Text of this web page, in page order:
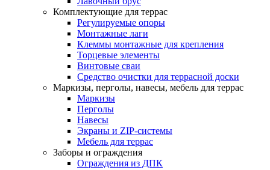
Комплектующие для террас
Регулируемые опоры
Монтажные лаги
Клеммы монтажные для крепления
Торцевые элементы
Винтовые сваи
Средство очистки для террасной доски
Маркизы, перголы, навесы, мебель для террас
Маркизы
Перголы
Навесы
Экраны и ZIP-системы
Мебель для террас
Заборы и ограждения
Ограждения из ДПК